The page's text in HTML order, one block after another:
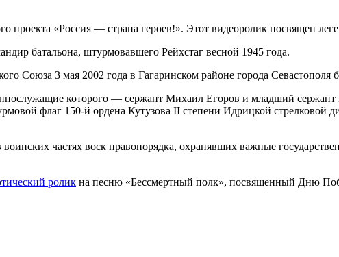
проекта «Россия — страна героев!». Этот видеоролик посвящен
батальона, штурмовавшего Рейхстаг весной 1945 года.
Союза 3 мая 2002 года в Гагаринском районе города Севастополя
которого — сержант Михаил Егоров и младший сержант
флаг 150-й ордена Кутузова II степени Идрицкой стрелковой
частях воск правопорядка, охранявших важные
ролик на песню «Бессмертный полк», посвященный Дню